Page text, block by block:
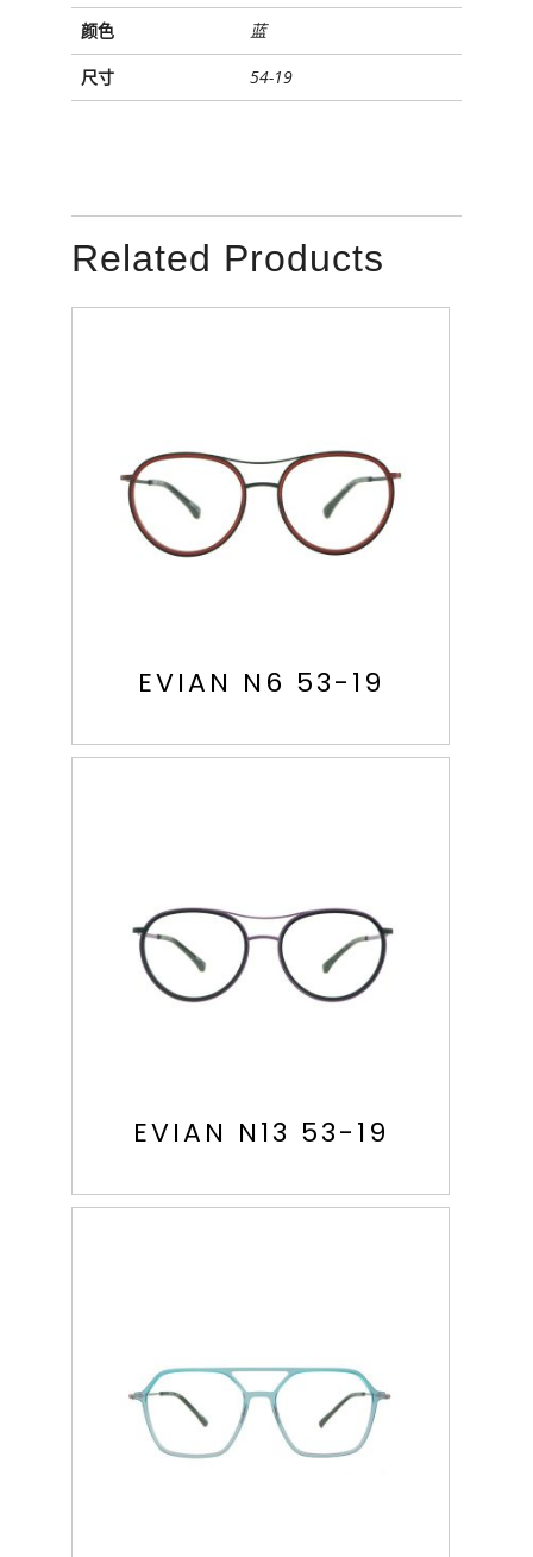
颜色 蓝
尺寸 54-19
Related Products
EVIAN N6 53-19
EVIAN N13 53-19